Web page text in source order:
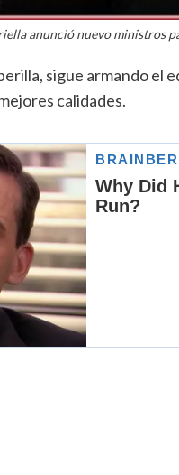
anunció nuevo ministros
sigue armando el
calidades.